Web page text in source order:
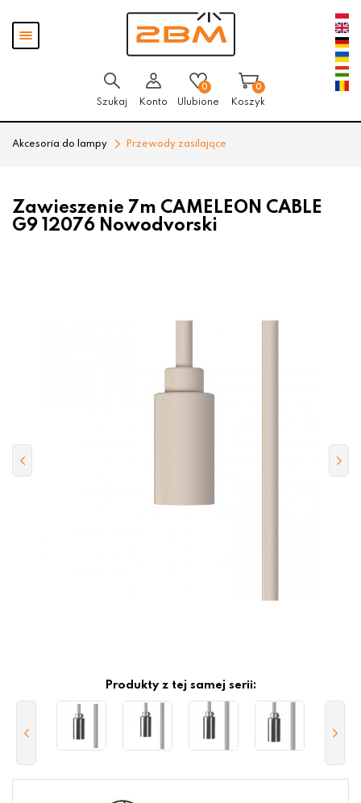
Pokaż
menu
Szukaj Konto
0
Ulubione
0
Koszyk
Akcesoria do lampy Przewody zasilające
Zawieszenie 7m CAMELEON CABLE
G9 12076 Nowodvorski
Produkty z tej samej serii: